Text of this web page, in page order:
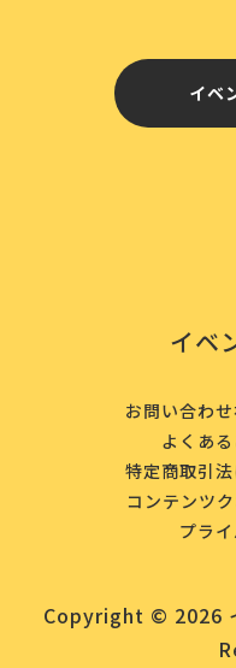
イベ
イベ
お問い合わせ
よくあ
特定商取引
コンテンツ
プラ
Copyright © 2026